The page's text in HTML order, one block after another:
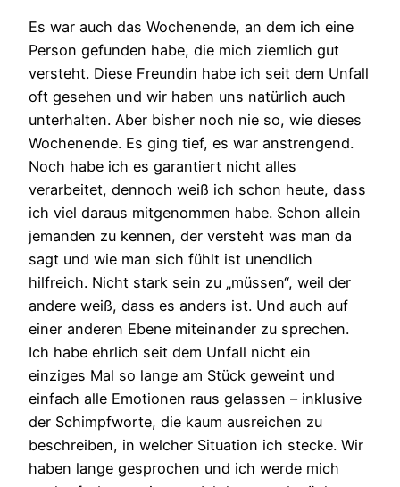
Es war auch das Wochenende, an dem ich eine
Person gefunden habe, die mich ziemlich gut
versteht. Diese Freundin habe ich seit dem Unfall
oft gesehen und wir haben uns natürlich auch
unterhalten. Aber bisher noch nie so, wie dieses
Wochenende. Es ging tief, es war anstrengend.
Noch habe ich es garantiert nicht alles
verarbeitet, dennoch weiß ich schon heute, dass
ich viel daraus mitgenommen habe. Schon allein
jemanden zu kennen, der versteht was man da
sagt und wie man sich fühlt ist unendlich
hilfreich. Nicht stark sein zu „müssen“, weil der
andere weiß, dass es anders ist. Und auch auf
einer anderen Ebene miteinander zu sprechen.
Ich habe ehrlich seit dem Unfall nicht ein
einziges Mal so lange am Stück geweint und
einfach alle Emotionen raus gelassen – inklusive
der Schimpfworte, die kaum ausreichen zu
beschreiben, in welcher Situation ich stecke. Wir
haben lange gesprochen und ich werde mich